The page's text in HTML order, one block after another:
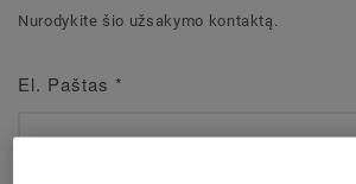
Nurodykite šio užsakymo kontaktą.
El. Paštas *